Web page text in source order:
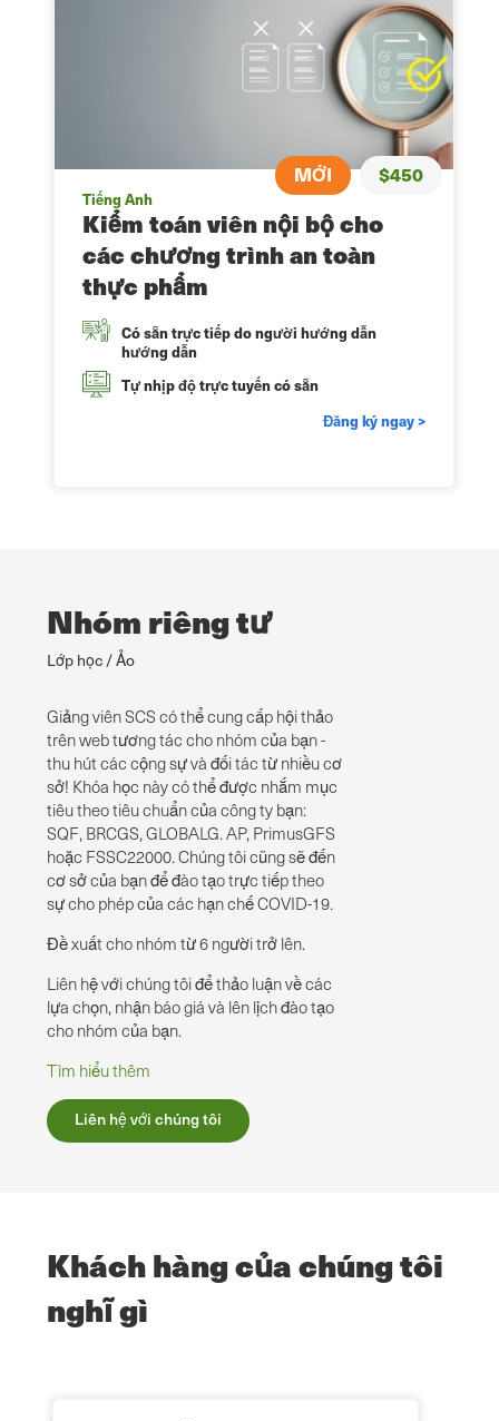
MỚI $450
Tiếng Anh
Kiểm toán viên nội bộ cho
các chương trình an toàn
thực phẩm
Có sẵn trực tiếp do người hướng dẫn
hướng dẫn
Tự nhịp độ trực tuyến có sẵn
Đăng ký ngay >
Nhóm riêng tư
Lớp học / Ảo
Giảng viên SCS có thể cung cấp hội thảo
trên web tương tác cho nhóm của bạn -
thu hút các cộng sự và đối tác từ nhiều cơ
sở! Khóa học này có thể được nhắm mục
tiêu theo tiêu chuẩn của công ty bạn:
SQF, BRCGS, GLOBALG. AP, PrimusGFS
hoặc FSSC22000.Chúng tôi cũng sẽ đến
cơ sở của bạn để đào tạo trực tiếp theo
sự cho phép của các hạn chế COVID-19.
Đề xuất cho nhóm từ 6 người trở lên.
Liên hệ với chúng tôi để thảo luận về các
lựa chọn, nhận báo giá và lên lịch đào tạo
cho nhóm của bạn.
Tìm hiểu thêm
Liên hệ với chúng tôi
Khách hàng của chúng tôi
nghĩ gì